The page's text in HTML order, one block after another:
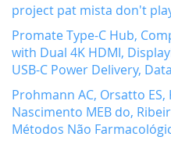
project pat mista don't
Promate Type-C Hub,
with Dual 4K HDMI,
USB-C Power Delivery, Data
Prohmann AC, Orsatto ES,
Nascimento MEB do,
Métodos Não